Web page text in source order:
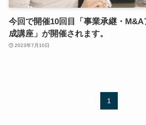
今回で開催10回目「事業承継・
成講座」が開催されます。
2023年7月10日
1